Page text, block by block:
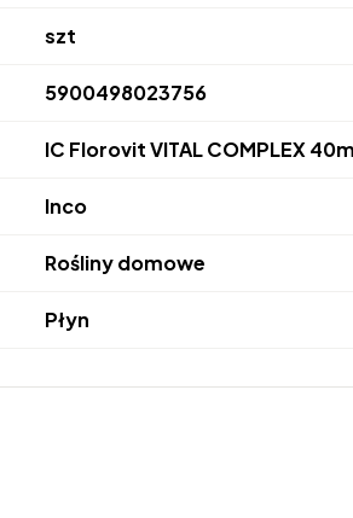
szt
5900498023756
IC Florovit VITAL COMPLEX
Inco
Rośliny domowe
Płyn